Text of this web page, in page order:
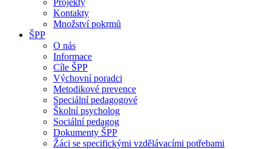
Projekty
Kontakty
Množství pokrmů
ŠPP
O nás
Informace
Cíle ŠPP
Výchovní poradci
Metodikové prevence
Speciální pedagogové
Školní psycholog
Sociální pedagog
Dokumenty ŠPP
Žáci se specifickými vzdělávacími potřebami